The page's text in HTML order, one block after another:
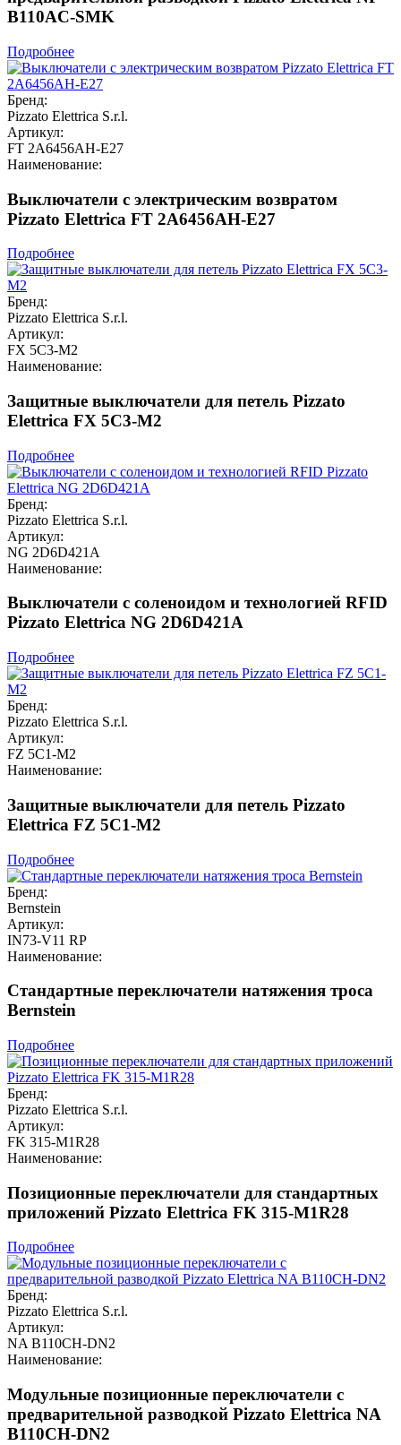
B110AC-SMK
Подробнее
Бренд:
Pizzato Elettrica S.r.l.
Артикул:
FT 2A6456AH-E27
Наименование:
Выключатели с электрическим возвратом
Pizzato Elettrica FT 2A6456AH-E27
Подробнее
Бренд:
Pizzato Elettrica S.r.l.
Артикул:
FX 5C3-M2
Наименование:
Защитные выключатели для петель Pizzato
Elettrica FX 5C3-M2
Подробнее
Бренд:
Pizzato Elettrica S.r.l.
Артикул:
NG 2D6D421A
Наименование:
Выключатели с соленоидом и технологией RFID
Pizzato Elettrica NG 2D6D421A
Подробнее
Бренд:
Pizzato Elettrica S.r.l.
Артикул:
FZ 5C1-M2
Наименование:
Защитные выключатели для петель Pizzato
Elettrica FZ 5C1-M2
Подробнее
Бренд:
Bernstein
Артикул:
IN73-V11 RP
Наименование:
Стандартные переключатели натяжения троса
Bernstein
Подробнее
Бренд:
Pizzato Elettrica S.r.l.
Артикул:
FK 315-M1R28
Наименование:
Позиционные переключатели для стандартных
приложений Pizzato Elettrica FK 315-M1R28
Подробнее
Бренд:
Pizzato Elettrica S.r.l.
Артикул:
NA B110CH-DN2
Наименование:
Модульные позиционные переключатели с
предварительной разводкой Pizzato Elettrica NA
B110CH-DN2